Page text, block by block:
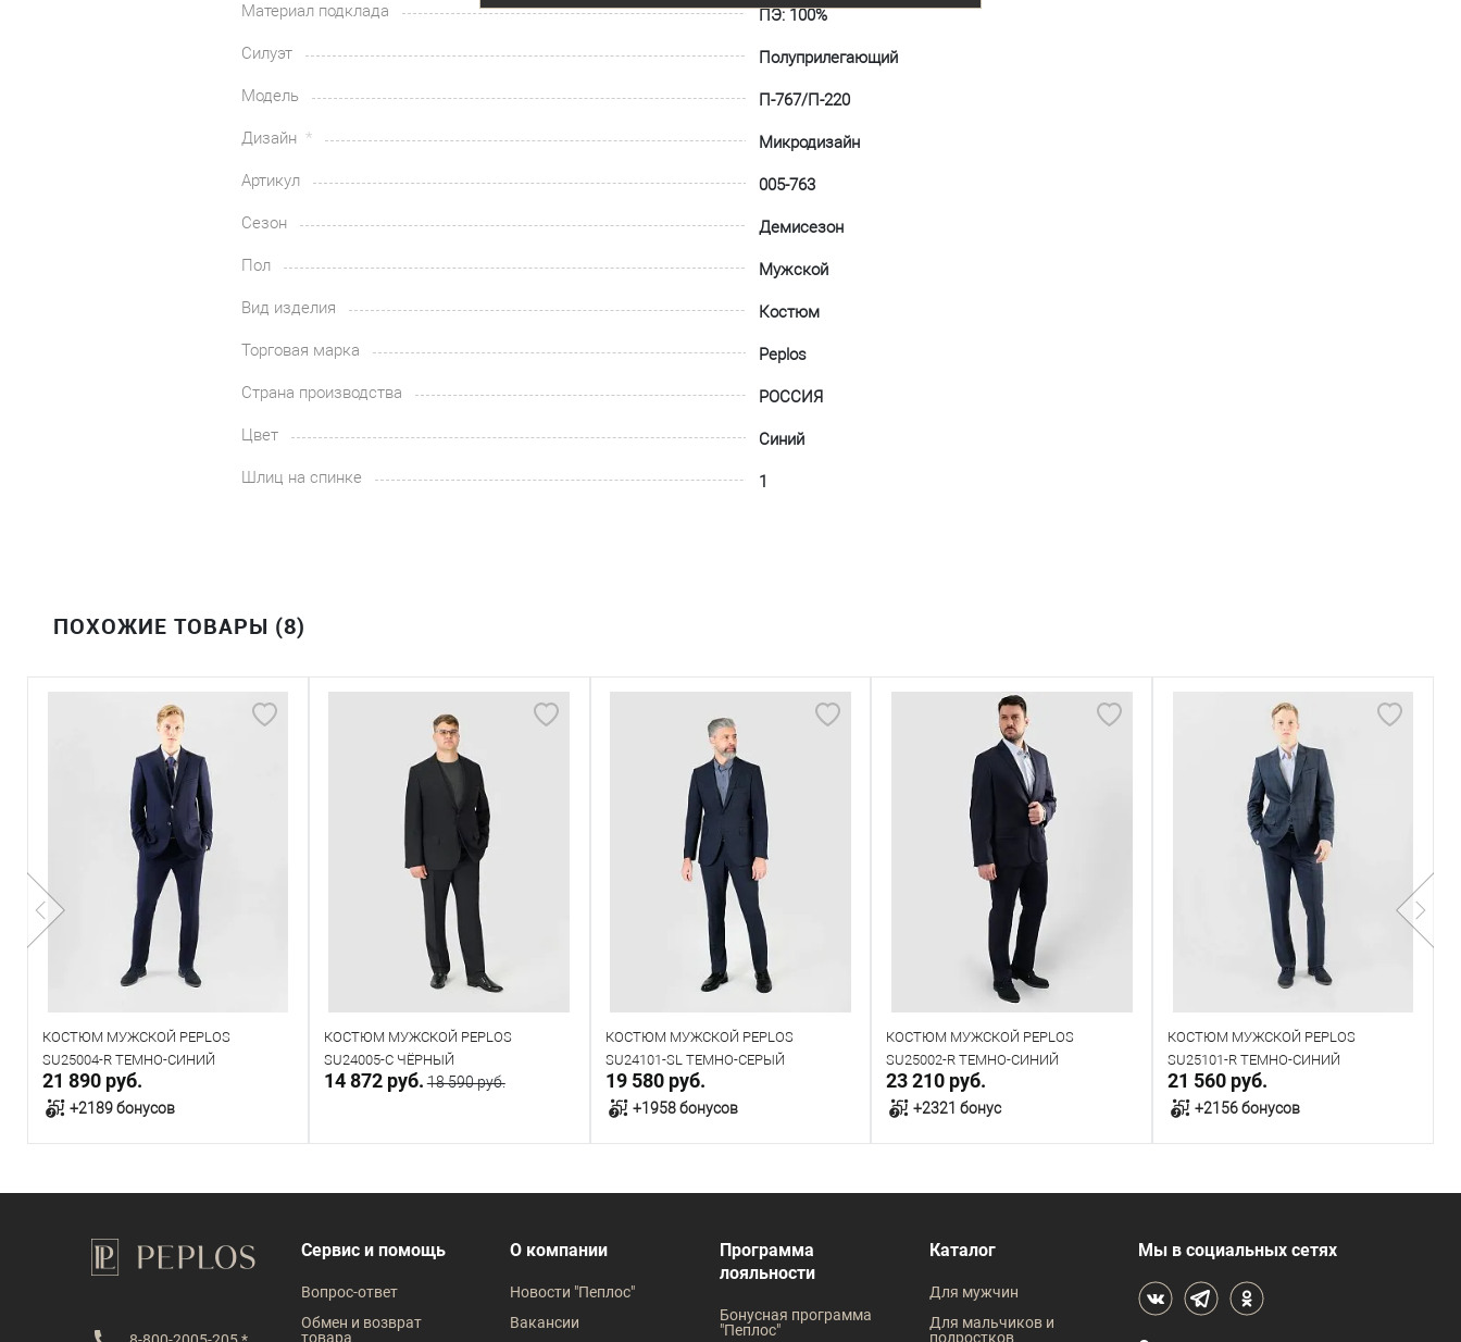
Материал подклада
ПЭ: 100%
Силуэт
Полуприлегающий
Модель
П-767/П-220
Дизайн
Микродизайн
Артикул
005-763
Сезон
Демисезон
Пол
Мужской
Вид изделия
Костюм
Торговая марка
Peplos
Страна производства
РОССИЯ
Цвет
Синий
Шлиц на спинке
1
ПОХОЖИЕ ТОВАРЫ (8)
КОСТЮМ МУЖСКОЙ PEPLOS
SU25004-R ТЕМНО-СИНИЙ
21 890 руб.
+2189 бонусов
В корзину
В наличии
Таблица размеров
КОСТЮМ МУЖСКОЙ PEPLOS
SU24005-C ЧЁРНЫЙ
14 872 руб. 18 590 руб.
В корзину
В наличии
КОСТЮМ МУЖСКОЙ PEPLOS
SU24101-SL ТЕМНО-СЕРЫЙ
19 580 руб.
+1958 бонусов
В корзину
Таблица размеров
КОСТЮМ МУЖСКОЙ PEPLOS
SU25002-R ТЕМНО-СИНИЙ
23 210 руб.
+2321 бонус
В корзину
В наличии
КОСТЮМ МУЖСКОЙ PEPLOS
SU25101-R ТЕМНО-СИНИЙ
21 560 руб.
+2156 бонусов
В корзину
В наличии
Размер одежды
Сервис и помощь
Вопрос-ответ
Обмен и возврат
товара
О компании
Новости "Пеплос"
Вакансии
Программа
лояльности
Бонусная программа
"Пеплос"
Каталог
Для мужчин
Для мальчиков и
подростков
Мы в социальных сетях